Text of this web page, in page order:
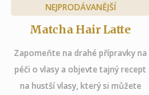
NEJPRODÁVANĚJŠÍ
Matcha Hair Latte
Zapomeňte na drahé přípravky na
péči o vlasy a objevte tajný recept
na hustší vlasy, který si můžete